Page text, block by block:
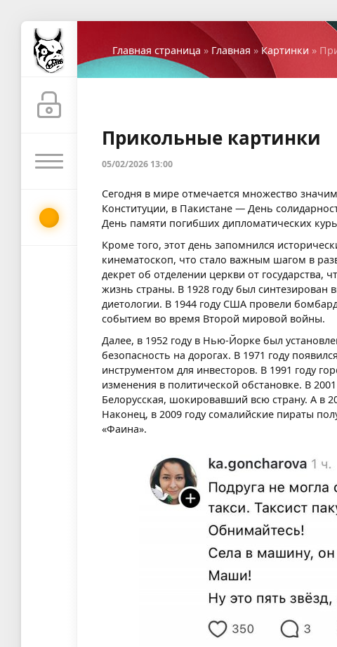
Главная страница » Главная » Картинки »
Прикольные картинки
05/02/2026 13:00
Сегодня в мире отмечается множество
Конституции, в Пакистане — День
День памяти погибших дипломатических
Кроме того, этот день запомнился
кинематоскоп, что стало важным шагом в
декрет об отделении церкви от государства,
жизнь страны. В 1928 году был
диетологии. В 1944 году США провели
событием во время Второй мировой войны.
Далее, в 1952 году в Нью-Йорке был
безопасность на дорогах. В 1971 году
инструментом для инвесторов. В 1991 году
изменения в политической обстановке. В
Белорусская, шокировавший всю страну. А в
Наконец, в 2009 году сомалийские пираты
«Фаина».